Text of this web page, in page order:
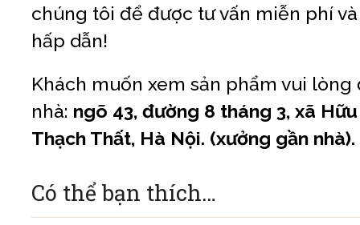
chúng tôi để được tư vấn miễn phí
hấp dẫn!
Khách muốn xem sản phẩm vui lòng
nhà: ngõ 43, đường 8 tháng 3, xã
Thạch Thất, Hà Nội. (xưởng gần nhà).
Có thể bạn thích…